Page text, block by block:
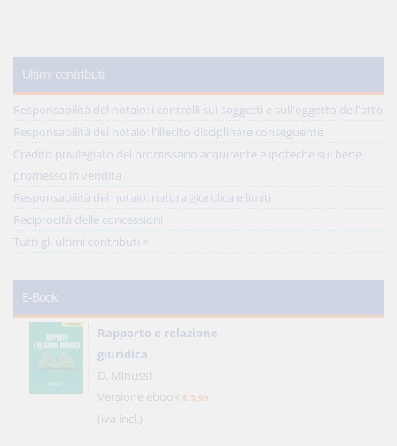
Ultimi contributi
Responsabilità del notaio: i controlli sui soggetti e sull'oggetto dell'atto
Responsabilità del notaio: l'illecito disciplinare conseguente
Credito privilegiato del promissario acquirente e ipoteche sul bene
promesso in vendita
Responsabilità del notaio: natura giuridica e limiti
Reciprocità delle concessioni
Tutti gli ultimi contributi >
E-Book
Rapporto e relazione
giuridica
D. Minussi
Versione ebook € 5,99
(iva incl.)